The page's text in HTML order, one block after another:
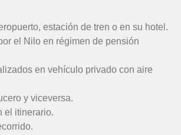
estación de tren o en su hotel.
el Nilo en régimen de pensión
en vehículo privado con aire
y viceversa.
el itinerario.